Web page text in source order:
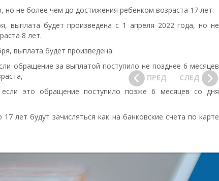
но не более чем до достижения ребенком возраста 17 лет.
выплата будет произведена с 1 апреля 2022 года, но не
8 лет.
выплата будет произведена:
обращение за выплатой поступило не позднее 6 месяцев
это обращение поступило позже 6 месяцев со дня
лет будут зачисляться как на банковские счета по карте
ПРЕД СЛЕД